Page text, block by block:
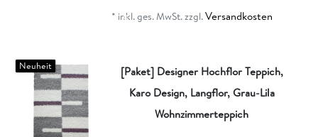
g
* inkl. ges. MwSt.zzgl.Versandkosten
Neuheit
[Paket] Designer Hochflor Teppich,
Karo Design, Langflor, Grau-Lila
Wohnzimmerteppich
I